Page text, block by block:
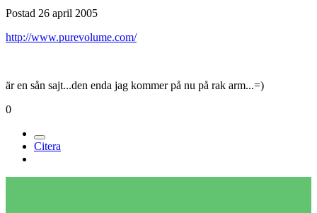
Postad 26 april 2005
http://www.purevolume.com/
är en sån sajt...den enda jag kommer på nu på rak arm...=)
0
Citera